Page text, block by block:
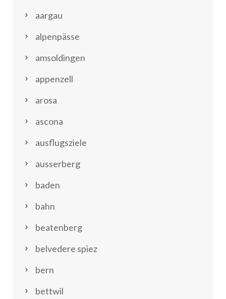
aargau
alpenpässe
amsoldingen
appenzell
arosa
ascona
ausflugsziele
ausserberg
baden
bahn
beatenberg
belvedere spiez
bern
bettwil